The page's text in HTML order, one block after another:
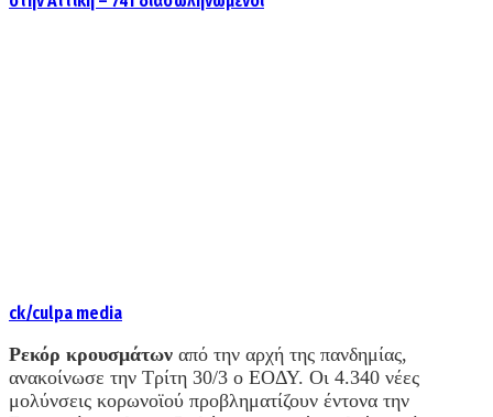
ck/culpa media
Ρεκόρ κρουσμάτων από την αρχή της πανδημίας,
ανακοίνωσε την Τρίτη 30/3 ο ΕΟΔΥ. Οι 4.340 νέες
μολύνσεις κορωνοϊού προβληματίζουν έντονα την